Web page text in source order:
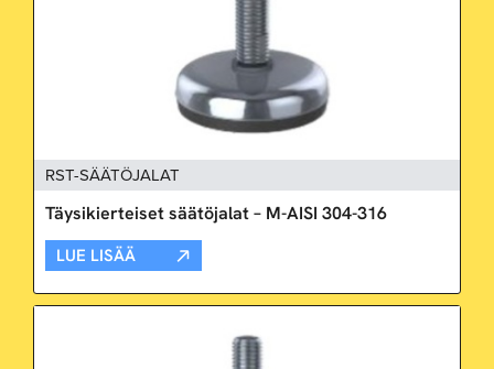
RST-SÄÄTÖJALAT
Täysikierteiset säätöjalat – M-AISI 304-316
LUE LISÄÄ